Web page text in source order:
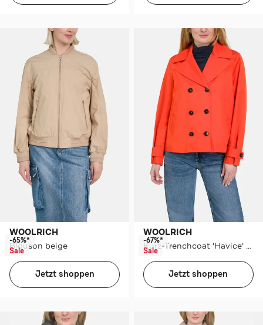
WOOLRICH
Blouson beige
-65%*
Sale
Jetzt shoppen
WOOLRICH
Kurz-Trenchcoat 'Havice' dunkelorange
-67%*
Sale
Jetzt shoppen